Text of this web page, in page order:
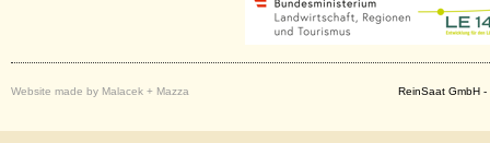
Website made by Malacek + Mazza ReinSaat GmbH